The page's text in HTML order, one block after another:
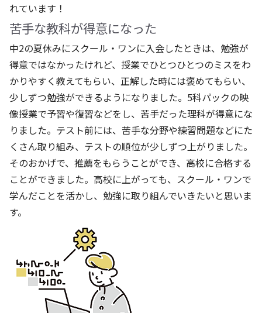
れています！
苦手な教科が得意になった
中2の夏休みにスクール・ワンに入会したときは、勉強が
得意ではなかったけれど、授業でひとつひとつのミスをわ
かりやすく教えてもらい、正解した時には褒めてもらい、
少しずつ勉強ができるようになりました。5科パックの映
像授業で予習や復習などをし、苦手だった理科が得意にな
りました。テスト前には、苦手な分野や練習問題などにた
くさん取り組み、テストの順位が少しずつ上がりました。
そのおかげで、推薦をもらうことができ、高校に合格する
ことができました。高校に上がっても、スクール・ワンで
学んだことを活かし、勉強に取り組んでいきたいと思いま
す。